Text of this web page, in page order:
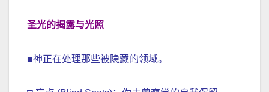
圣光的揭露与光照
■神正在处理那些被隐藏的领域。